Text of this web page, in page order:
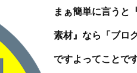
まぁ簡単に言うと
素材』なら「ブロ
ですよってことです